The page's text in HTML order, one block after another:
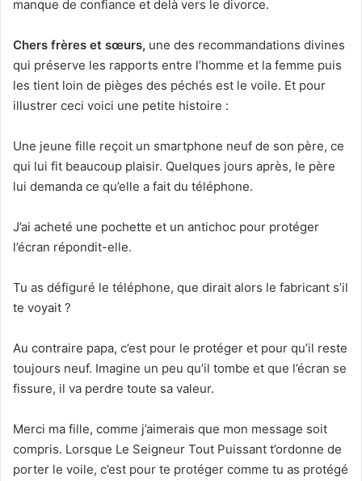
manque de confiance et delà vers le divorce.
Chers frères et sœurs, une des recommandations divines
qui préserve les rapports entre l’homme et la femme puis
les tient loin de pièges des péchés est le voile. Et pour
illustrer ceci voici une petite histoire :
Une jeune fille reçoit un smartphone neuf de son père, ce
qui lui fit beaucoup plaisir. Quelques jours après, le père
lui demanda ce qu’elle a fait du téléphone.
J’ai acheté une pochette et un antichoc pour protéger
l’écran répondit-elle.
Tu as défiguré le téléphone, que dirait alors le fabricant s’il
te voyait ?
Au contraire papa, c’est pour le protéger et pour qu’il reste
toujours neuf. Imagine un peu qu’il tombe et que l’écran se
fissure, il va perdre toute sa valeur.
Merci ma fille, comme j’aimerais que mon message soit
compris. Lorsque Le Seigneur Tout Puissant t’ordonne de
porter le voile, c’est pour te protéger comme tu as protégé